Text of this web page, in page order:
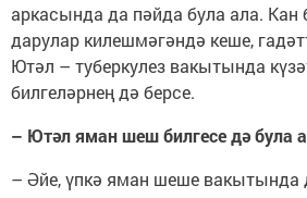
аркасында да пәйда була ала.
дарулар килешмәгәндә кеше,
Ютәл – туберкулез вакытында
билгеләрнең дә берсе.
– Ютәл яман шеш билгесе дә була
– Әйе, үпкә яман шеше вакытында